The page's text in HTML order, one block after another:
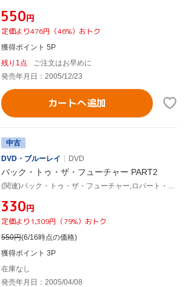
¥550円
定価より476円（46%）おトク
獲得ポイント 5P
残り1点
ご注文はお早めに
発売年月日：2005/12/23
カートへ追加
中古
DVD・ブルーレイ
DVD
バック・トゥ・ザ・フューチャー PART2
¥330円
定価より1,309円（79%）おトク
550円(6/16時点の価格)
獲得ポイント 3P
在庫なし
発売年月日：2005/04/08